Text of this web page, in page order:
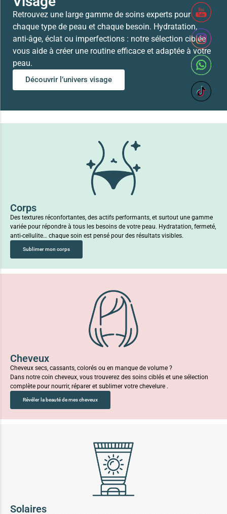
Retrouvez une large gamme de soins experts pour
chaque type de peau et chaque besoin. Hydratation,
anti-âge, éclat ou imperfections : notre sélection ciblée
vous aide à créer une routine efficace et adaptée à votre
peau.
Découvrir l’univers visage
Corps
Des textures réconfortantes, des actifs performants, et surtout une gamme
variée pour répondre à tous les besoins de votre peau. Hydratation, fermeté,
anti-cellulite… chaque soin est pensé pour des résultats visibles.
Sublimer mon corps
Cheveux
Cheveux secs, cassants, colorés ou en manque de volume ?
Dans notre coin cheveux, vous trouverez des soins ciblés et une sélection
complète pour nourrir, réparer et sublimer votre chevelure .
Révéler la beauté de mes cheveux
Solaires